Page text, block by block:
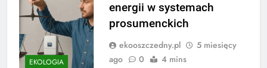
EKOLOGIA
energii w systemach
prosumenckich
ekooszczedny.pl
5 miesięcy
ago
0 4 mins